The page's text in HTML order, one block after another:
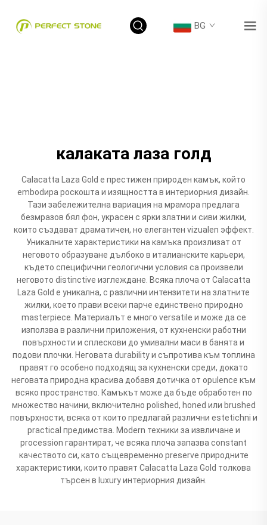
BG
калаката лаза голд
Calacatta Laza Gold е престижен природен камък, който
embodира роскошта и изящността в интериорния дизайн.
Тази забележителна вариация на мрамора предлага
безмразов бял фон, украсен с ярки златни и сиви жилки,
които създават драматичен, но елегантен vizualen эффект.
Уникалните характеристики на камъка произлизат от
неговото образуване дълбоко в италианските карьери,
където специфични геологични условия са произвели
неговото distinctive изглеждане. Всяка плоча от Calacatta
Laza Gold е уникална, с различни интензитети на златните
жилки, което прави всеки парче единствено природно
masterpiece. Материалът е много versatile и може да се
използва в различни приложения, от кухненски работни
повърхности и сплескови до умивални маси в банята и
подови плочки. Неговата durability и съпротива към топлина
правят го особено подходящ за кухненски среди, докато
неговата природна красива добавя дотичка от opulence към
всяко пространство. Камъкът може да бъде обработен по
множество начини, включително polished, honed или brushed
повърхности, всяка от които предлагай различни estetichni и
practical предимства. Modern техники за извличане и
procession гарантират, че всяка плоча запазва constant
качеството си, като същевременно preserve природните
характеристики, които правят Calacatta Laza Gold толкова
търсен в luxury интериорния дизайн.